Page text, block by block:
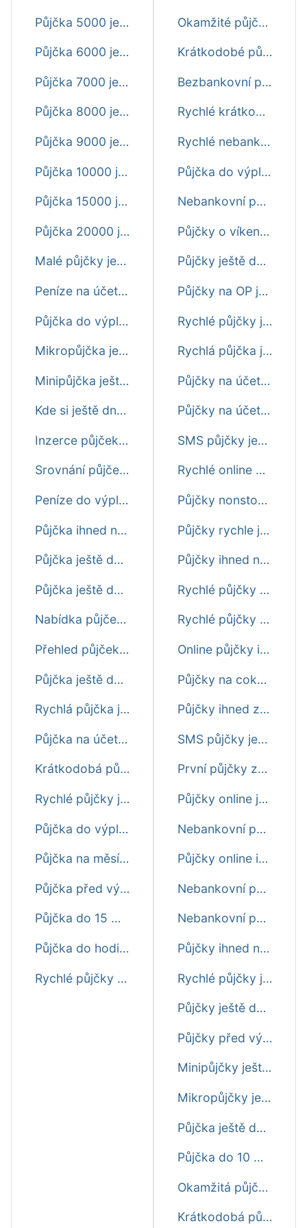
Půjčka 5000 ještě dnes
Půjčka 6000 ještě dnes
Půjčka 7000 ještě dnes
Půjčka 8000 ještě dnes
Půjčka 9000 ještě dnes
Půjčka 10000 ještě dnes
Půjčka 15000 ještě dnes
Půjčka 20000 ještě dnes
Malé půjčky ještě dnes
Peníze na účet ještě dnes
Půjčka do výplaty ještě dnes
Mikropůjčka ještě dnes
Minipůjčka ještě dnes
Kde si ještě dnes půjčit peníze
Inzerce půjček ještě dnes
Srovnání půjček ještě dnes
Peníze do výplaty ještě dnes
Půjčka ihned na účet ještě dnes
Půjčka ještě dnes na 30 dní
Půjčka ještě dnes do 24 hodin
Nabídka půjček ještě dnes
Přehled půjček ještě dnes
Půjčka ještě dnes i o víkendu
Rychlá půjčka ještě dnes
Půjčka na účet ještě dnes
Krátkodobá půjčka ještě dnes
Rychlé půjčky ještě dnes
Půjčka do výplaty ještě dnes
Půjčka na měsíc ještě dnes
Půjčka před výplatou ihned ještě dnes
Půjčka do 15 minut
Půjčka do hodiny
Rychlé půjčky online ještě dnes
Okamžité půjčky ještě dnes
Krátkodobé půjčky ihned ještě dnes
Bezbankovní půjčky ještě dnes
Rychlé krátkodobé půjčky před výplatou ještě dnes
Rychlé nebankovní půjčky ještě dnes
Půjčka do výplaty ještě dnes první zdarma
Nebankovní půjčky ihned na účet ještě dnes
Půjčky o víkendu ještě dnes ihned na účet
Půjčky ještě dnes online ihned na účet
Půjčky na OP ještě dnes
Rychlé půjčky ještě dnes na splátky
Rychlá půjčka ještě dnes na splátky
Půjčky na účet ihned ještě dnes
Půjčky na účet do výplaty ještě dnes
SMS půjčky ještě dnes ihned
Rychlé online půjčky ještě dnes
Půjčky nonstop ještě dnes
Půjčky rychle ještě dnes
Půjčky ihned na bankovní účet ještě dne
Rychlé půjčky do výplaty ještě dnes
Rychlé půjčky před výplatou ještě dnes
Online půjčky ihned na účet ještě dnes
Půjčky na cokoliv ještě dnes
Půjčky ihned zdarma ještě dnes
SMS půjčky ještě dnes
První půjčky zdarma ještě dnes
Půjčky online ještě dnes
Nebankovní půjčky online ještě dnes
Půjčky online ihned ještě dnes
Nebankovní půjčky ihned ještě dnes
Nebankovní půjčky ještě dnes
Půjčky ihned na účet ještě dnes
Rychlé půjčky ještě dnes
Půjčky ještě dnes o víkendu
Půjčky před výplatou ještě dnes
Minipůjčky ještě dnes
Mikropůjčky ještě dnes
Půjčka ještě dnes do 15 minut
Půjčka do 10 minut ještě dnes
Okamžitá půjčka ještě dnes
Krátkodobá půjčka ihned ještě dnes